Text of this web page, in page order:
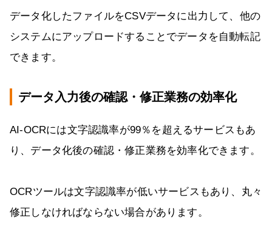
データ化したファイルをCSVデータに出力して、他の
システムにアップロードすることでデータを自動転記
できます。
データ入力後の確認・修正業務の効率化
AI-OCRには文字認識率が99％を超えるサービスもあ
り、データ化後の確認・修正業務を効率化できます。
OCRツールは文字認識率が低いサービスもあり、丸々
修正しなければならない場合があります。